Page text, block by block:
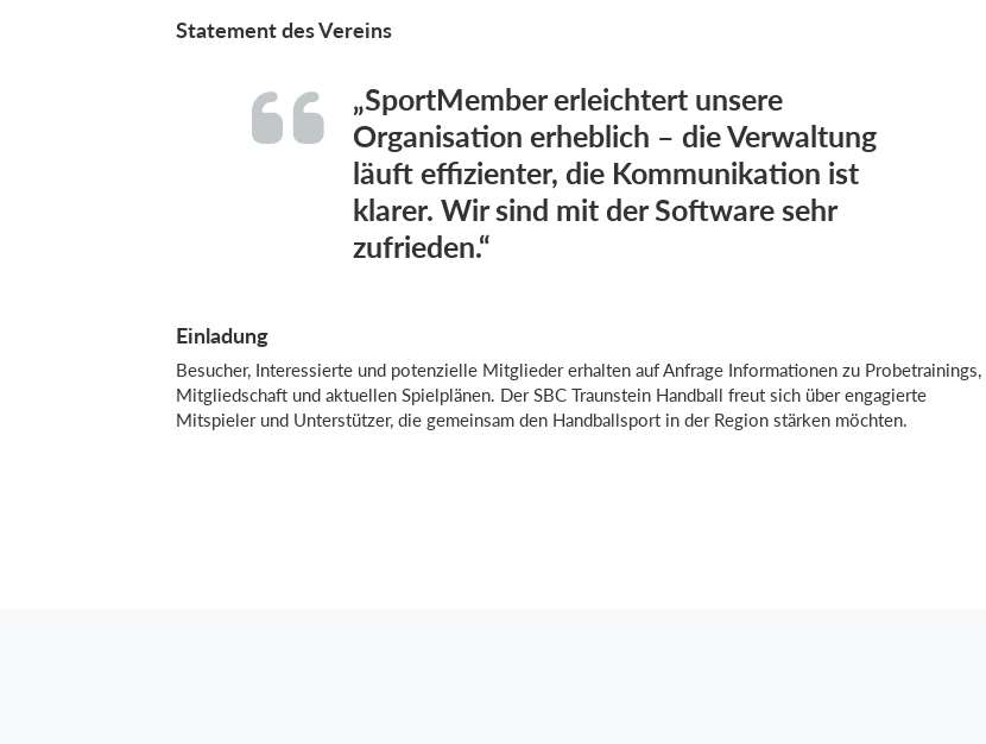
Statement des Vereins
„SportMember erleichtert unsere
Organisation erheblich – die Verwaltung
läuft effizienter, die Kommunikation ist
klarer. Wir sind mit der Software sehr
zufrieden.“
Einladung
Besucher, Interessierte und potenzielle Mitglieder erhalten auf Anfrage Informationen zu Probetrainings,
Mitgliedschaft und aktuellen Spielplänen. Der SBC Traunstein Handball freut sich über engagierte
Mitspieler und Unterstützer, die gemeinsam den Handballsport in der Region stärken möchten.